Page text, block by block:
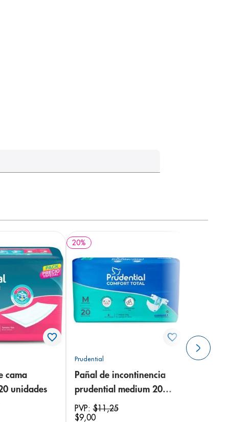
cama
unidades
20%
Prudential
Pañal de incontinencia
prudential medium 20
unidades
PVP:$11,25
$9,00